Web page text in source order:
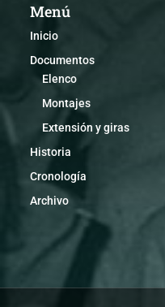
Menú
Inicio
Documentos
Elenco
Montajes
Extensión y giras
Historia
Cronología
Archivo